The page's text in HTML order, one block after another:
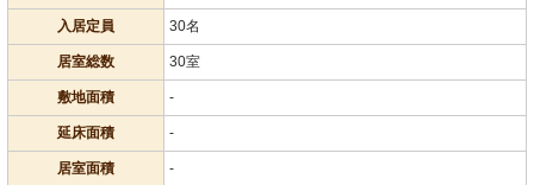
入居定員 30名
居室総数 30室
敷地面積 -
延床面積 -
居室面積 -